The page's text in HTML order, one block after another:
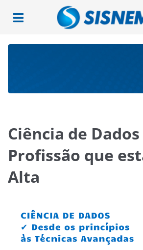
Ciência de Dados
Profissão que
Alta